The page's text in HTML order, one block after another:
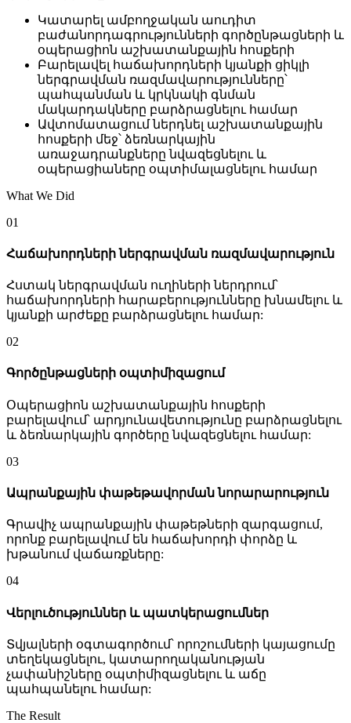
Կատարել ամբողջական աուդիտ
բաժանորդագրությունների գործընթացների և
օպերացիոն աշխատանքային հոսքերի
Բարելավել հաճախորդների կյանքի ցիկլի
ներգրավման ռազմավարությունները՝
պահպանման և կրկնակի գնման
մակարդակները բարձրացնելու համար
Ավտոմատացում ներդնել աշխատանքային
հոսքերի մեջ՝ ձեռնարկային
առաջադրանքները նվազեցնելու և
օպերացիաները օպտիմալացնելու համար
What We Did
01
Հաճախորդների ներգրավման ռազմավարություն
Հստակ ներգրավման ուղիների ներդրում՝
հաճախորդների հարաբերությունները խնամելու և
կյանքի արժեքը բարձրացնելու համար:
02
Գործընթացների օպտիմիզացում
Օպերացիոն աշխատանքային հոսքերի
բարելավում՝ արդյունավետությունը բարձրացնելու
և ձեռնարկային գործերը նվազեցնելու համար:
03
Ապրանքային փաթեթավորման նորարարություն
Գրավիչ ապրանքային փաթեթների զարգացում,
որոնք բարելավում են հաճախորդի փորձը և
խթանում վաճառքները:
04
Վերլուծություններ և պատկերացումներ
Տվյալների օգտագործում՝ որոշումների կայացումը
տեղեկացնելու, կատարողականության
չափանիշները օպտիմիզացնելու և աճը
պահպանելու համար:
The Result